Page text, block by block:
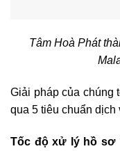
Tâm Hoà Phát
Giải pháp của chúng
qua 5 tiêu chuẩn dịch
Tốc độ xử lý hồ sơ